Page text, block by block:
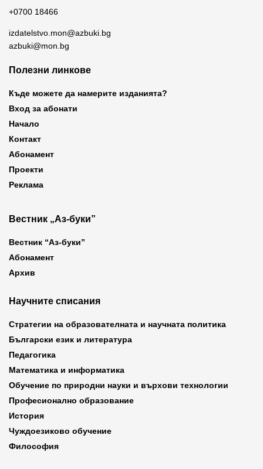
+0700 18466
izdatelstvo.mon@azbuki.bg
azbuki@mon.bg
Полезни линкове
Къде можете да намерите изданията?
Вход за абонати
Начало
Контакт
Абонамент
Проекти
Реклама
Вестник „Аз-буки”
Вестник “Аз-буки”
Абонамент
Архив
Научните списания
Стратегии на образователната и научната политика
Български език и литература
Педагогика
Математика и информатика
Обучение по природни науки и върхови технологии
Професионално образование
История
Чуждоезиково обучение
Философия